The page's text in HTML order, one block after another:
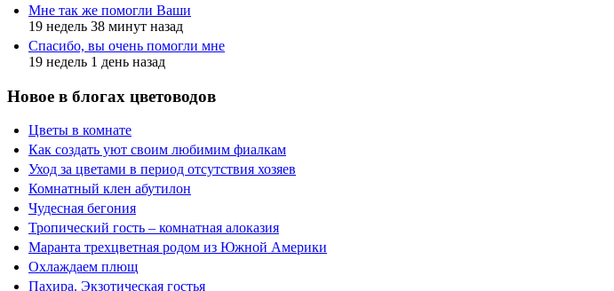
Мне так же помогли Ваши
19 недель 38 минут назад
Спасибо, вы очень помогли мне
19 недель 1 день назад
Новое в блогах цветоводов
Цветы в комнате
Как создать уют своим любимим фиалкам
Уход за цветами в период отсутствия хозяев
Комнатный клен абутилон
Чудесная бегония
Тропический гость – комнатная алоказия
Маранта трехцветная родом из Южной Америки
Охлаждаем плющ
Пахира. Экзотическая гостья